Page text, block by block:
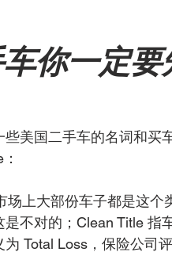
你一定
美国二手车的名词和买
场上大部份车子都是这
是不对的；Clean Title 指
Total Loss，保险公司